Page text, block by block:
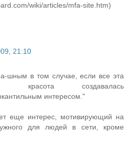
wiki/articles/mfa-site.htm)
21:10
шным в том случае, если все эта
красота создавалась
интересом."
еще интерес, мотивирующий на
для людей в сети, кроме